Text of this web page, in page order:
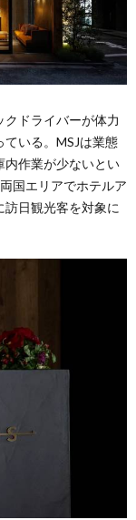
ドライバーが体力
いる。MSJは業態
内作業が少ないとい
国エリアでホテルア
日観光客を対象に